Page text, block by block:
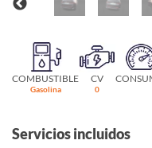
COMBUSTIBLE
Gasolina
CV
0
Servicios incluidos